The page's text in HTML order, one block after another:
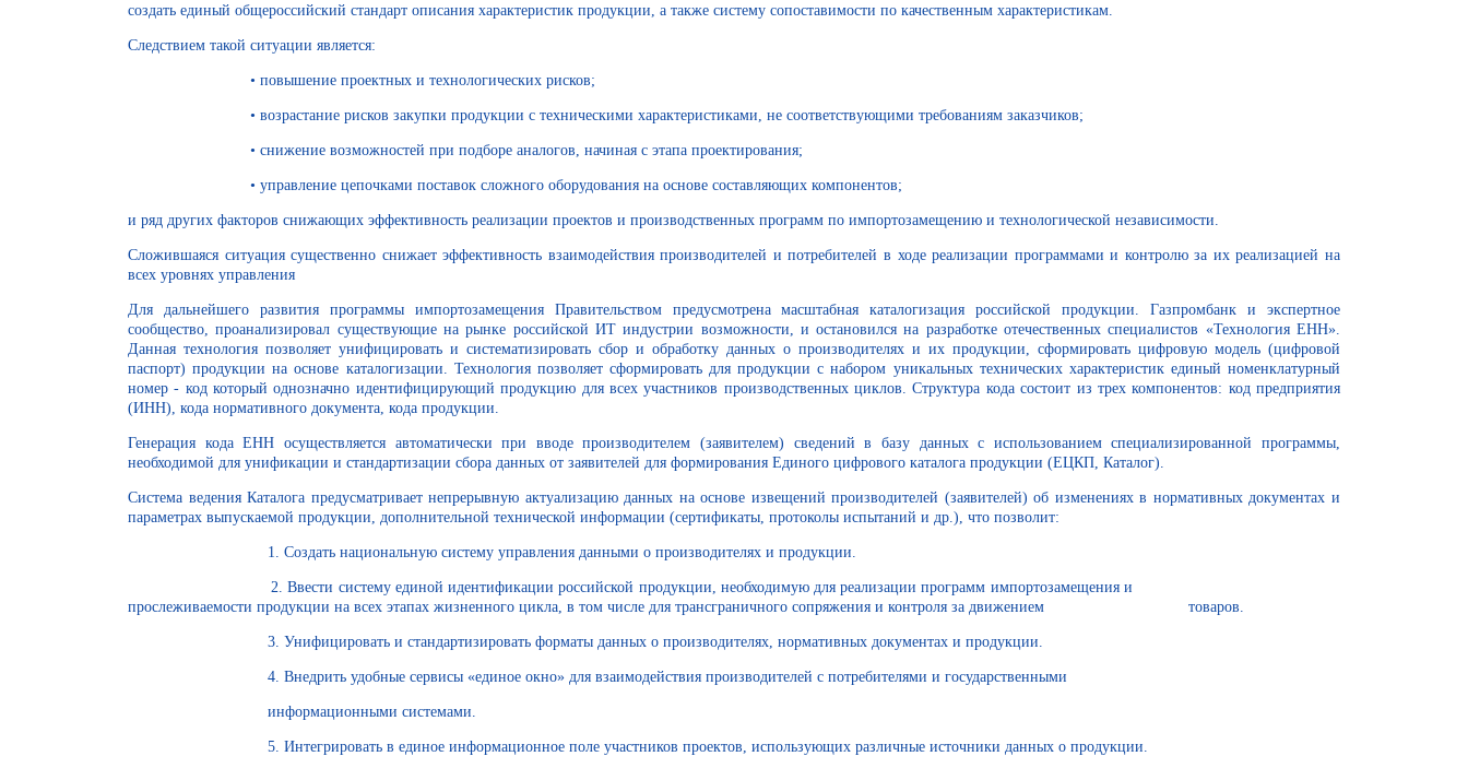
создать единый общероссийский стандарт описания характеристик продукции, а также систему сопоставимости по качественным характеристикам.
Следствием такой ситуации является:
• повышение проектных и технологических рисков;
• возрастание рисков закупки продукции с техническими характеристиками, не соответствующими требованиям заказчиков;
• снижение возможностей при подборе аналогов, начиная с этапа проектирования;
• управление цепочками поставок сложного оборудования на основе составляющих компонентов;
и ряд других факторов снижающих эффективность реализации проектов и производственных программ по импортозамещению и технологической независимости.
Сложившаяся ситуация существенно снижает эффективность взаимодействия производителей и потребителей в ходе реализации программами и контролю за их реализацией на
всех уровнях управления
Для дальнейшего развития программы импортозамещения Правительством предусмотрена масштабная каталогизация российской продукции. Газпромбанк и экспертное
сообщество, проанализировал существующие на рынке российской ИТ индустрии возможности, и остановился на разработке отечественных специалистов «Технология ЕНН».
Данная технология позволяет унифицировать и систематизировать сбор и обработку данных о производителях и их продукции, сформировать цифровую модель (цифровой
паспорт) продукции на основе каталогизации. Технология позволяет сформировать для продукции с набором уникальных технических характеристик единый номенклатурный
номер - код который однозначно идентифицирующий продукцию для всех участников производственных циклов. Структура кода состоит из трех компонентов: код предприятия
(ИНН), кода нормативного документа, кода продукции.
Генерация кода ЕНН осуществляется автоматически при вводе производителем (заявителем) сведений в базу данных с использованием специализированной программы,
необходимой для унификации и стандартизации сбора данных от заявителей для формирования Единого цифрового каталога продукции (ЕЦКП, Каталог).
Система ведения Каталога предусматривает непрерывную актуализацию данных на основе извещений производителей (заявителей) об изменениях в нормативных документах и
параметрах выпускаемой продукции, дополнительной технической информации (сертификаты, протоколы испытаний и др.), что позволит:
1. Создать национальную систему управления данными о производителях и продукции.
2. Ввести систему единой идентификации российской продукции, необходимую для реализации программ импортозамещения и
прослеживаемости продукции на всех этапах жизненного цикла, в том числе для трансграничного сопряжения и контроля за движением товаров.
3. Унифицировать и стандартизировать форматы данных о производителях, нормативных документах и продукции.
4. Внедрить удобные сервисы «единое окно» для взаимодействия производителей с потребителями и государственными
информационными системами.
5. Интегрировать в единое информационное поле участников проектов, использующих различные источники данных о продукции.